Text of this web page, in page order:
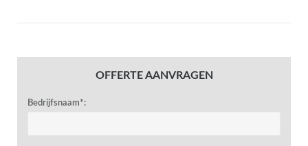
OFFERTE AANVRAGEN
Bedrijfsnaam*: